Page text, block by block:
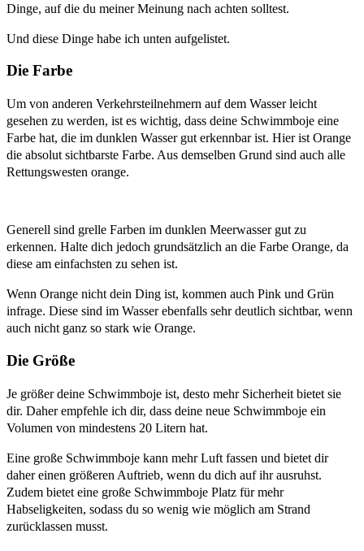
Dinge, auf die du meiner Meinung nach achten solltest.
Und diese Dinge habe ich unten aufgelistet.
Die Farbe
Um von anderen Verkehrsteilnehmern auf dem Wasser leicht
gesehen zu werden, ist es wichtig, dass deine Schwimmboje eine
Farbe hat, die im dunklen Wasser gut erkennbar ist. Hier ist Orange
die absolut sichtbarste Farbe. Aus demselben Grund sind auch alle
Rettungswesten orange.
Generell sind grelle Farben im dunklen Meerwasser gut zu
erkennen. Halte dich jedoch grundsätzlich an die Farbe Orange, da
diese am einfachsten zu sehen ist.
Wenn Orange nicht dein Ding ist, kommen auch Pink und Grün
infrage. Diese sind im Wasser ebenfalls sehr deutlich sichtbar, wenn
auch nicht ganz so stark wie Orange.
Die Größe
Je größer deine Schwimmboje ist, desto mehr Sicherheit bietet sie
dir. Daher empfehle ich dir, dass deine neue Schwimmboje ein
Volumen von mindestens 20 Litern hat.
Eine große Schwimmboje kann mehr Luft fassen und bietet dir
daher einen größeren Auftrieb, wenn du dich auf ihr ausruhst.
Zudem bietet eine große Schwimmboje Platz für mehr
Habseligkeiten, sodass du so wenig wie möglich am Strand
zurücklassen musst.